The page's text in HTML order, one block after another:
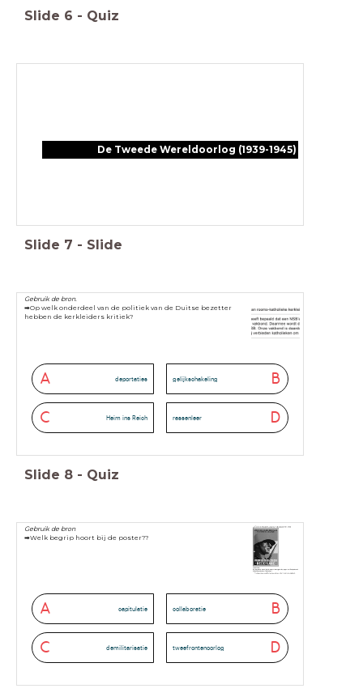
Slide 6 - Quiz
De Tweede Wereldoorlog (1939-1945)
Slide 7 - Slide
Gebruik de bron.
➡Op welk onderdeel van de politiek van de Duitse bezetter
hebben de kerkleiders kritiek?
A deportaties B
gelijkschakeling
C Heim ins Reich D
rassenleer
Slide 8 - Quiz
Gebruik de bron
➡Welk begrip hoort bij de poster??
A capitulatie B
collaboratie
C demilitarisatie D
tweefrontenoorlog